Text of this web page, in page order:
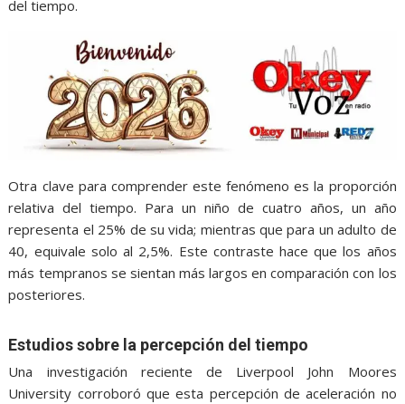
del tiempo.
Otra clave para comprender este fenómeno es la proporción
relativa del tiempo. Para un niño de cuatro años, un año
representa el 25% de su vida; mientras que para un adulto de
40, equivale solo al 2,5%. Este contraste hace que los años
más tempranos se sientan más largos en comparación con los
posteriores.
Estudios sobre la percepción del tiempo
Una investigación reciente de Liverpool John Moores
University corroboró que esta percepción de aceleración no